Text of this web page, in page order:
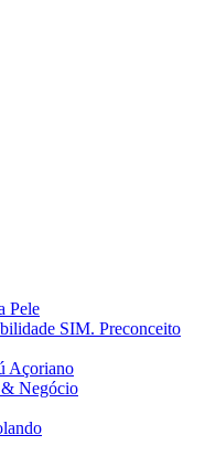
Pele
SIM. Preconceito
Açoriano
Negócio